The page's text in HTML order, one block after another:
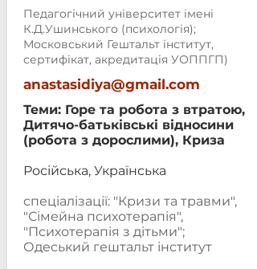
Педагогічний університет імені
К.Д.Ушинського (психологія);
Московський Гештальт інститут,
сертифікат, акредитація УОППГП)
anastasidiya@gmail.com
Теми: Горе та робота з втратою,
Дитячо-батьківські відносини
(робота з дорослими), Криза
Російська, Українська
спеціалізації: "Кризи та травми",
"Сімейна психотерапія",
"Психотерапія з дітьми";
Одеський гештальт інститут